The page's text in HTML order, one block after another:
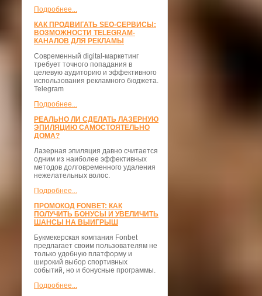
Подробнее...
КАК ПРОДВИГАТЬ SEO-СЕРВИСЫ:
ВОЗМОЖНОСТИ TELEGRAM-
КАНАЛОВ ДЛЯ РЕКЛАМЫ
Современный digital-маркетинг
требует точного попадания в
целевую аудиторию и эффективного
использования рекламного бюджета.
Telegram
Подробнее...
РЕАЛЬНО ЛИ СДЕЛАТЬ ЛАЗЕРНУЮ
ЭПИЛЯЦИЮ САМОСТОЯТЕЛЬНО
ДОМА?
Лазерная эпиляция давно считается
одним из наиболее эффективных
методов долговременного удаления
нежелательных волос.
Подробнее...
ПРОМОКОД FONBET: КАК
ПОЛУЧИТЬ БОНУСЫ И УВЕЛИЧИТЬ
ШАНСЫ НА ВЫИГРЫШ
Букмекерская компания Fonbet
предлагает своим пользователям не
только удобную платформу и
широкий выбор спортивных
событий, но и бонусные программы.
Подробнее...